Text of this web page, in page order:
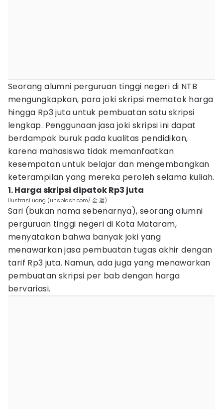
Seorang alumni perguruan tinggi negeri di NTB
mengungkapkan, para joki skripsi mematok harga
hingga Rp3 juta untuk pembuatan satu skripsi
lengkap. Penggunaan jasa joki skripsi ini dapat
berdampak buruk pada kualitas pendidikan,
karena mahasiswa tidak memanfaatkan
kesempatan untuk belajar dan mengembangkan
keterampilan yang mereka peroleh selama kuliah.
1. Harga skripsi dipatok Rp3 juta
ilustrasi uang (unsplash.com/ 金 运)
Sari (bukan nama sebenarnya), seorang alumni
perguruan tinggi negeri di Kota Mataram,
menyatakan bahwa banyak joki yang
menawarkan jasa pembuatan tugas akhir dengan
tarif Rp3 juta. Namun, ada juga yang menawarkan
pembuatan skripsi per bab dengan harga
bervariasi.